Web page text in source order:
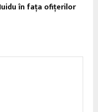
în faţa ofiţerilor